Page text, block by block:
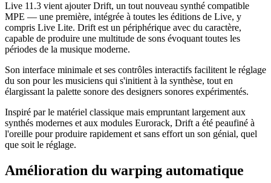
Live 11.3 vient ajouter Drift, un tout nouveau synthé compatible
MPE — une première, intégrée à toutes les éditions de Live, y
compris Live Lite. Drift est un périphérique avec du caractère,
capable de produire une multitude de sons évoquant toutes les
périodes de la musique moderne.
Son interface minimale et ses contrôles interactifs facilitent le réglage
du son pour les musiciens qui s'initient à la synthèse, tout en
élargissant la palette sonore des designers sonores expérimentés.
Inspiré par le matériel classique mais empruntant largement aux
synthés modernes et aux modules Eurorack, Drift a été peaufiné à
l'oreille pour produire rapidement et sans effort un son génial, quel
que soit le réglage.
Amélioration du warping automatique